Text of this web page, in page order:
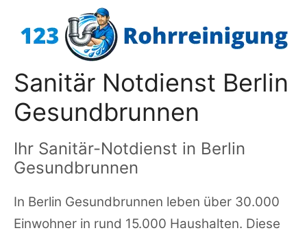
Inhalt
Sanitär Notdienst Berlin
Gesundbrunnen
Ihr Sanitär-Notdienst in Berlin
Gesundbrunnen
In Berlin Gesundbrunnen leben über 30.000
Einwohner in rund 15.000 Haushalten. Diese